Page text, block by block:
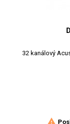
32 kanálový
